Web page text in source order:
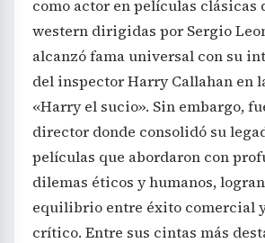
como actor en películas clásicas
western dirigidas por Sergio
alcanzó fama universal con su
del inspector Harry Callahan en
«Harry el sucio». Sin embargo,
director donde consolidó su
películas que abordaron con
dilemas éticos y humanos,
equilibrio entre éxito comercial
crítico. Entre sus cintas más